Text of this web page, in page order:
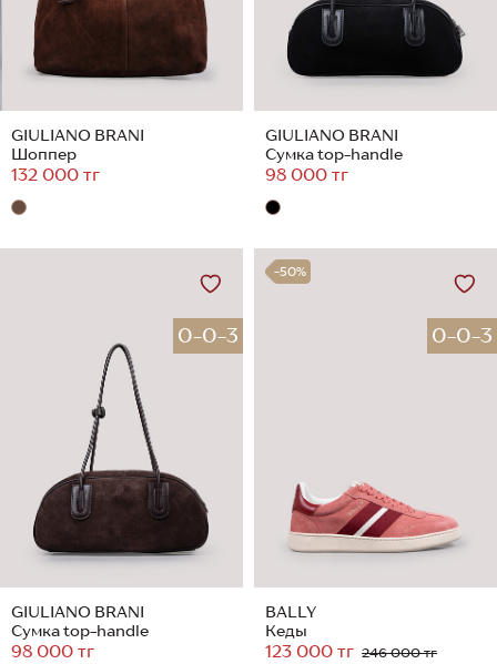
GIULIANO BRANI
Шоппер
132 000 тг
GIULIANO BRANI
Сумка top-handle
98 000 тг
0-0-3
GIULIANO BRANI
Сумка top-handle
98 000 тг
-50%
0-0-3
BALLY
Кеды
123 000 тг 246 000 тг